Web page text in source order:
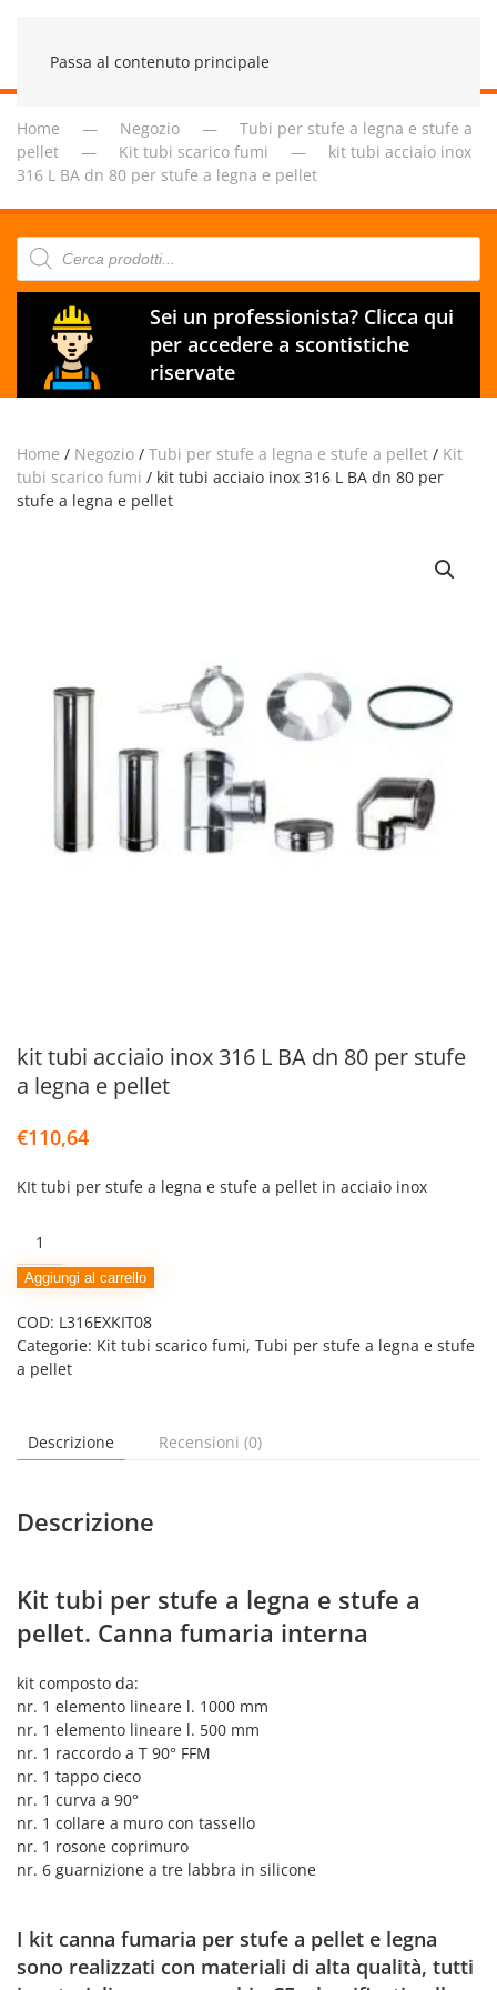
Passa al contenuto principale
Home Negozio
Tubi per stufe a legna e stufe a
pellet
Kit tubi scarico fumi
kit tubi acciaio inox
316 L BA dn 80 per stufe a legna e pellet
Products
search
Sei un professionista? Clicca qui
per accedere a scontistiche
riservate
Home / Negozio / Tubi per stufe a legna e stufe a pellet / Kit
tubi scarico fumi / kit tubi acciaio inox 316 L BA dn 80 per
stufe a legna e pellet
kit tubi acciaio inox 316 L BA dn 80 per stufe
a legna e pellet
€110,64
KIt tubi per stufe a legna e stufe a pellet in acciaio inox
tubi
acciaio
316
L
BA
per
stufe
legna
e
Aggiungi al carrello
COD: L316EXKIT08
Categorie: Kit tubi scarico fumi, Tubi per stufe a legna e stufe
a pellet
Descrizione Recensioni (0)
Descrizione
Kit tubi per stufe a legna e stufe a
pellet. Canna fumaria interna
kit composto da:
nr. 1 elemento lineare l. 1000 mm
nr. 1 elemento lineare l. 500 mm
nr. 1 raccordo a T 90° FFM
nr. 1 tappo cieco
nr. 1 curva a 90°
nr. 1 collare a muro con tassello
nr. 1 rosone coprimuro
nr. 6 guarnizione a tre labbra in silicone
I kit canna fumaria per stufe a pellet e legna
sono realizzati con materiali di alta qualità, tutti